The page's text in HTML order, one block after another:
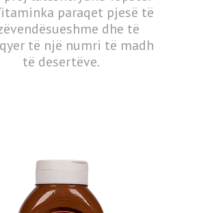
paraqet pjesë të
dhe të
të një numri të madh
të desertëve.